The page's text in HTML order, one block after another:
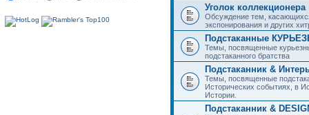
Уголок коллекционера
Обсуждение тем,
экспонирования и других
Подстаканные
Темы, посвященные
подстаканного братства
Подстаканник &
Темы, посвященные
Исторических событиях, в
Истории.
Подстаканник &